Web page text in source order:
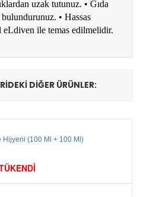
uzak tutunuz. • Gıda
• Hassas
ile temas edilmelidir.
DIĞER ÜRÜNLER:
Hijyeni (100 Ml + 100 Ml)